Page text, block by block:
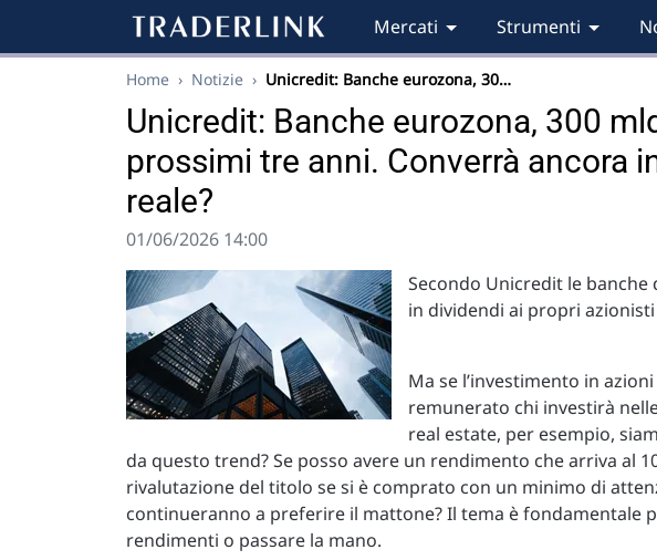
Mercati Strumenti
Home › Notizie › Unicredit: Banche eurozona, 30…
Unicredit: Banche eurozona, 300
prossimi tre anni. Converrà ancora
reale?
01/06/2026 14:00
Secondo Unicredit le
in dividendi ai propri
Ma se l’investimento in
remunerato chi investirà
real estate, per esempio,
da questo trend? Se posso avere un rendimento che arriva al
rivalutazione del titolo se si è comprato con un minimo di
continueranno a preferire il mattone? Il tema è fondamentale
rendimenti o passare la mano.